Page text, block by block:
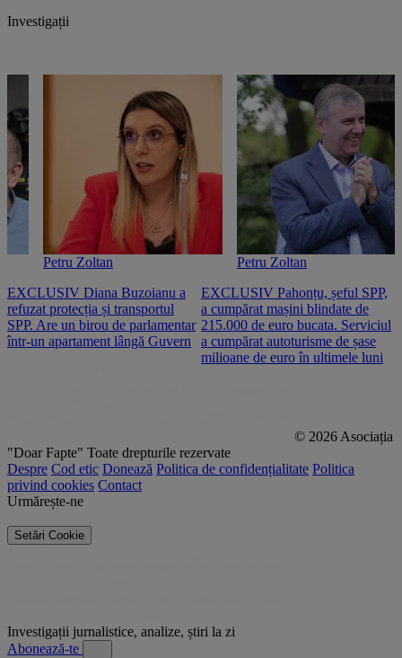
Investigații
Petru Zoltan
EXCLUSIV Diana Buzoianu a
refuzat protecția și transportul
SPP. Are un birou de parlamentar
într-un apartament lângă Guvern
Petru Zoltan
EXCLUSIV Pahonțu, șeful SPP,
a cumpărat mașini blindate de
215.000 de euro bucata. Serviciul
a cumpărat autoturisme de șase
milioane de euro în ultimele luni
© 2026 Asociația
"Doar Fapte" Toate drepturile rezervate
Despre Cod etic Donează Politica de confidențialitate Politica
privind cookies Contact
Urmărește-ne
Setări Cookie
Investigații jurnalistice, analize, știri la zi
Abonează-te